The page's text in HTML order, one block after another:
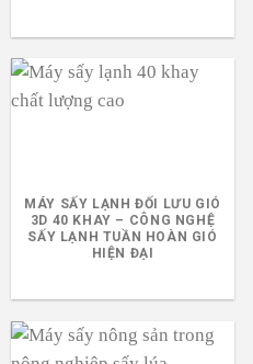
MÁY SẤY LẠNH ĐỐI LƯU GIÓ
3D 40 KHAY – CÔNG NGHỆ
SẤY LẠNH TUẦN HOÀN GIÓ
HIỆN ĐẠI